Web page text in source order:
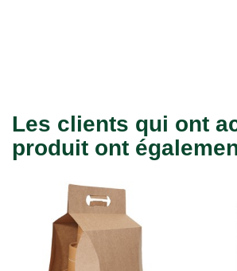
Les clients qui ont
produit ont